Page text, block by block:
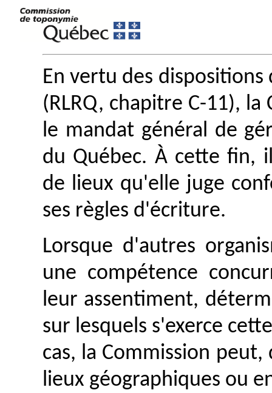
En vertu des dispositions
(RLRQ, chapitre C-11),
le mandat général de
du Québec. À cette fin,
de lieux qu'elle juge
ses règles d'écriture.
Lorsque d'autres
une compétence
leur assentiment,
sur lesquels s'exerce
cas, la Commission
lieux géographiques ou